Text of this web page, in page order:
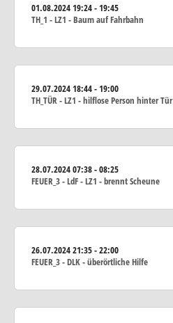
01.08.202419:24 - 19:45
TH_1 - LZ1 - Baum auf Fahrbahn
29.07.202418:44 - 19:00
TH_TÜR - LZ1 - hilflose Person hinter Tür
28.07.202407:38 - 08:25
FEUER_3 - LdF - LZ1 - brennt Scheune
26.07.202421:35 - 22:00
FEUER_3 - DLK - überörtliche Hilfe